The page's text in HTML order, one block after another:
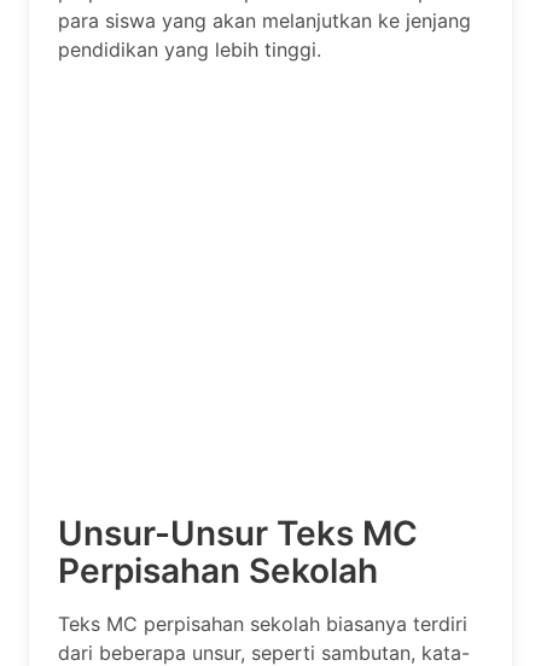
para siswa yang akan melanjutkan ke jenjang
pendidikan yang lebih tinggi.
Unsur-Unsur Teks MC
Perpisahan Sekolah
Teks MC perpisahan sekolah biasanya terdiri
dari beberapa unsur, seperti sambutan, kata-